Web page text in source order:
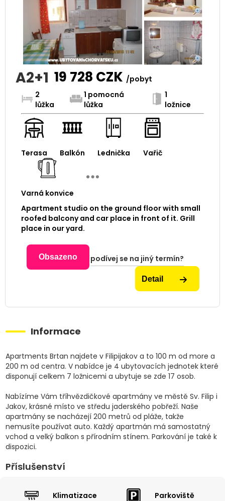
A2+1 19 728 CZK /pobyt
2
lůžka
1 pomocná
lůžka
1
ložnice
Terasa Balkón Lednička Vařič
Varná konvice
Apartment studio on the ground floor with small
roofed balcony and car place in front of it. Grill
place in our yard.
Obsazeno podívej se na jiný termín?
Detail
Informace
Apartments Brtan najdete v Filipijakov a to 100 m od more a
200 m od centra. V nabídce je 4 ubytovacích jednotek které
disponují celkem 7 ložnicemi a ubytuje se zde 17 osob.
Nabízíme Vám tříhvězdičkové apartmány ve městě Sv. Filip i
Jakov, krásné místo ve středu jaderského pobřeží. Naše
apartmány se nacházejí 200 metrů od pláže, takže
nemusíte používat auto. Každý apartmán má samostatný
vchod a velký balkon s přírodním stínem. Parkování je také k
dispozici.
Příslušenství
Klimatizace Parkoviště